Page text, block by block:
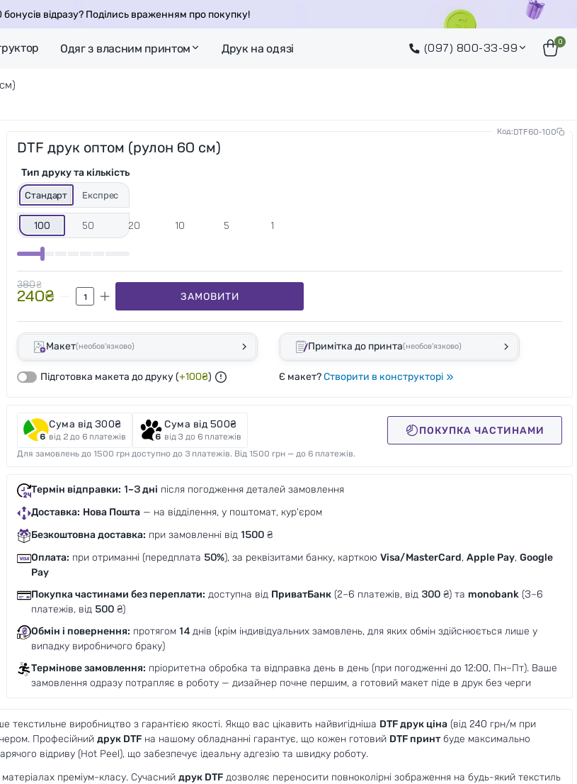
відразу? Поділись враженням про покупку!
Одяг з власним принтом Друк на одязі (097) 800-33-99 0
DTF друк оптом (рулон 60 см)
Код:DTF60-100
380₴
240₴ ЗАМОВИТИ
Тип друку та кількість
Стандарт Експрес
100 50 20 10 5 1
Макет(необов'язково) Примітка до принта(необов'язково)
Підготовка макета до друку(+100₴) Є макет?Створити в конструкторі
Сума від 300₴
від 2 до 6 платежів
Сума від 500₴
від 3 до 6 платежів
ПОКУПКА ЧАСТИНАМИ
Для замовлень до 1500 грн доступно до 3 платежів. Від 1500 грн — до 6 платежів.
Термін відправки: 1–3 дні після погодження деталей замовлення
Доставка: Нова Пошта — на відділення, у поштомат, кур'єром
Безкоштовна доставка: при замовленні від 1500 ₴
Оплата: при отриманні (передплата 50%), за реквізитами банку, карткою Visa/MasterCard, Apple Pay, Google
Pay
Покупка частинами без переплати: доступна від ПриватБанк (2–6 платежів, від 300 ₴) та monobank (3–6
платежів, від 500 ₴)
Обмін і повернення: протягом 14 днів (крім індивідуальних замовлень, для яких обмін здійснюється лише у
випадку виробничого браку)
Термінове замовлення: пріоритетна обробка та відправка день в день (при погодженні до 12:00, Пн–Пт). Ваше
замовлення одразу потрапляє в роботу — дизайнер почне першим, а готовий макет піде в друк без черги
виробництво з гарантією якості. Якщо вас цікавить найвигідніша DTF друк ціна (від 240 грн/м при
Професійний друк DTF на нашому обладнанні гарантує, що кожен готовий DTF принтбуде максимально
відриву (Hot Peel), що забезпечує ідеальну адгезію та швидку роботу.
преміум-класу. Сучасний друк DTF дозволяє переносити повноколірні зображення на будь-який текстиль